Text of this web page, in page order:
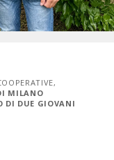
,
MILANO
DI DUE GIOVANI